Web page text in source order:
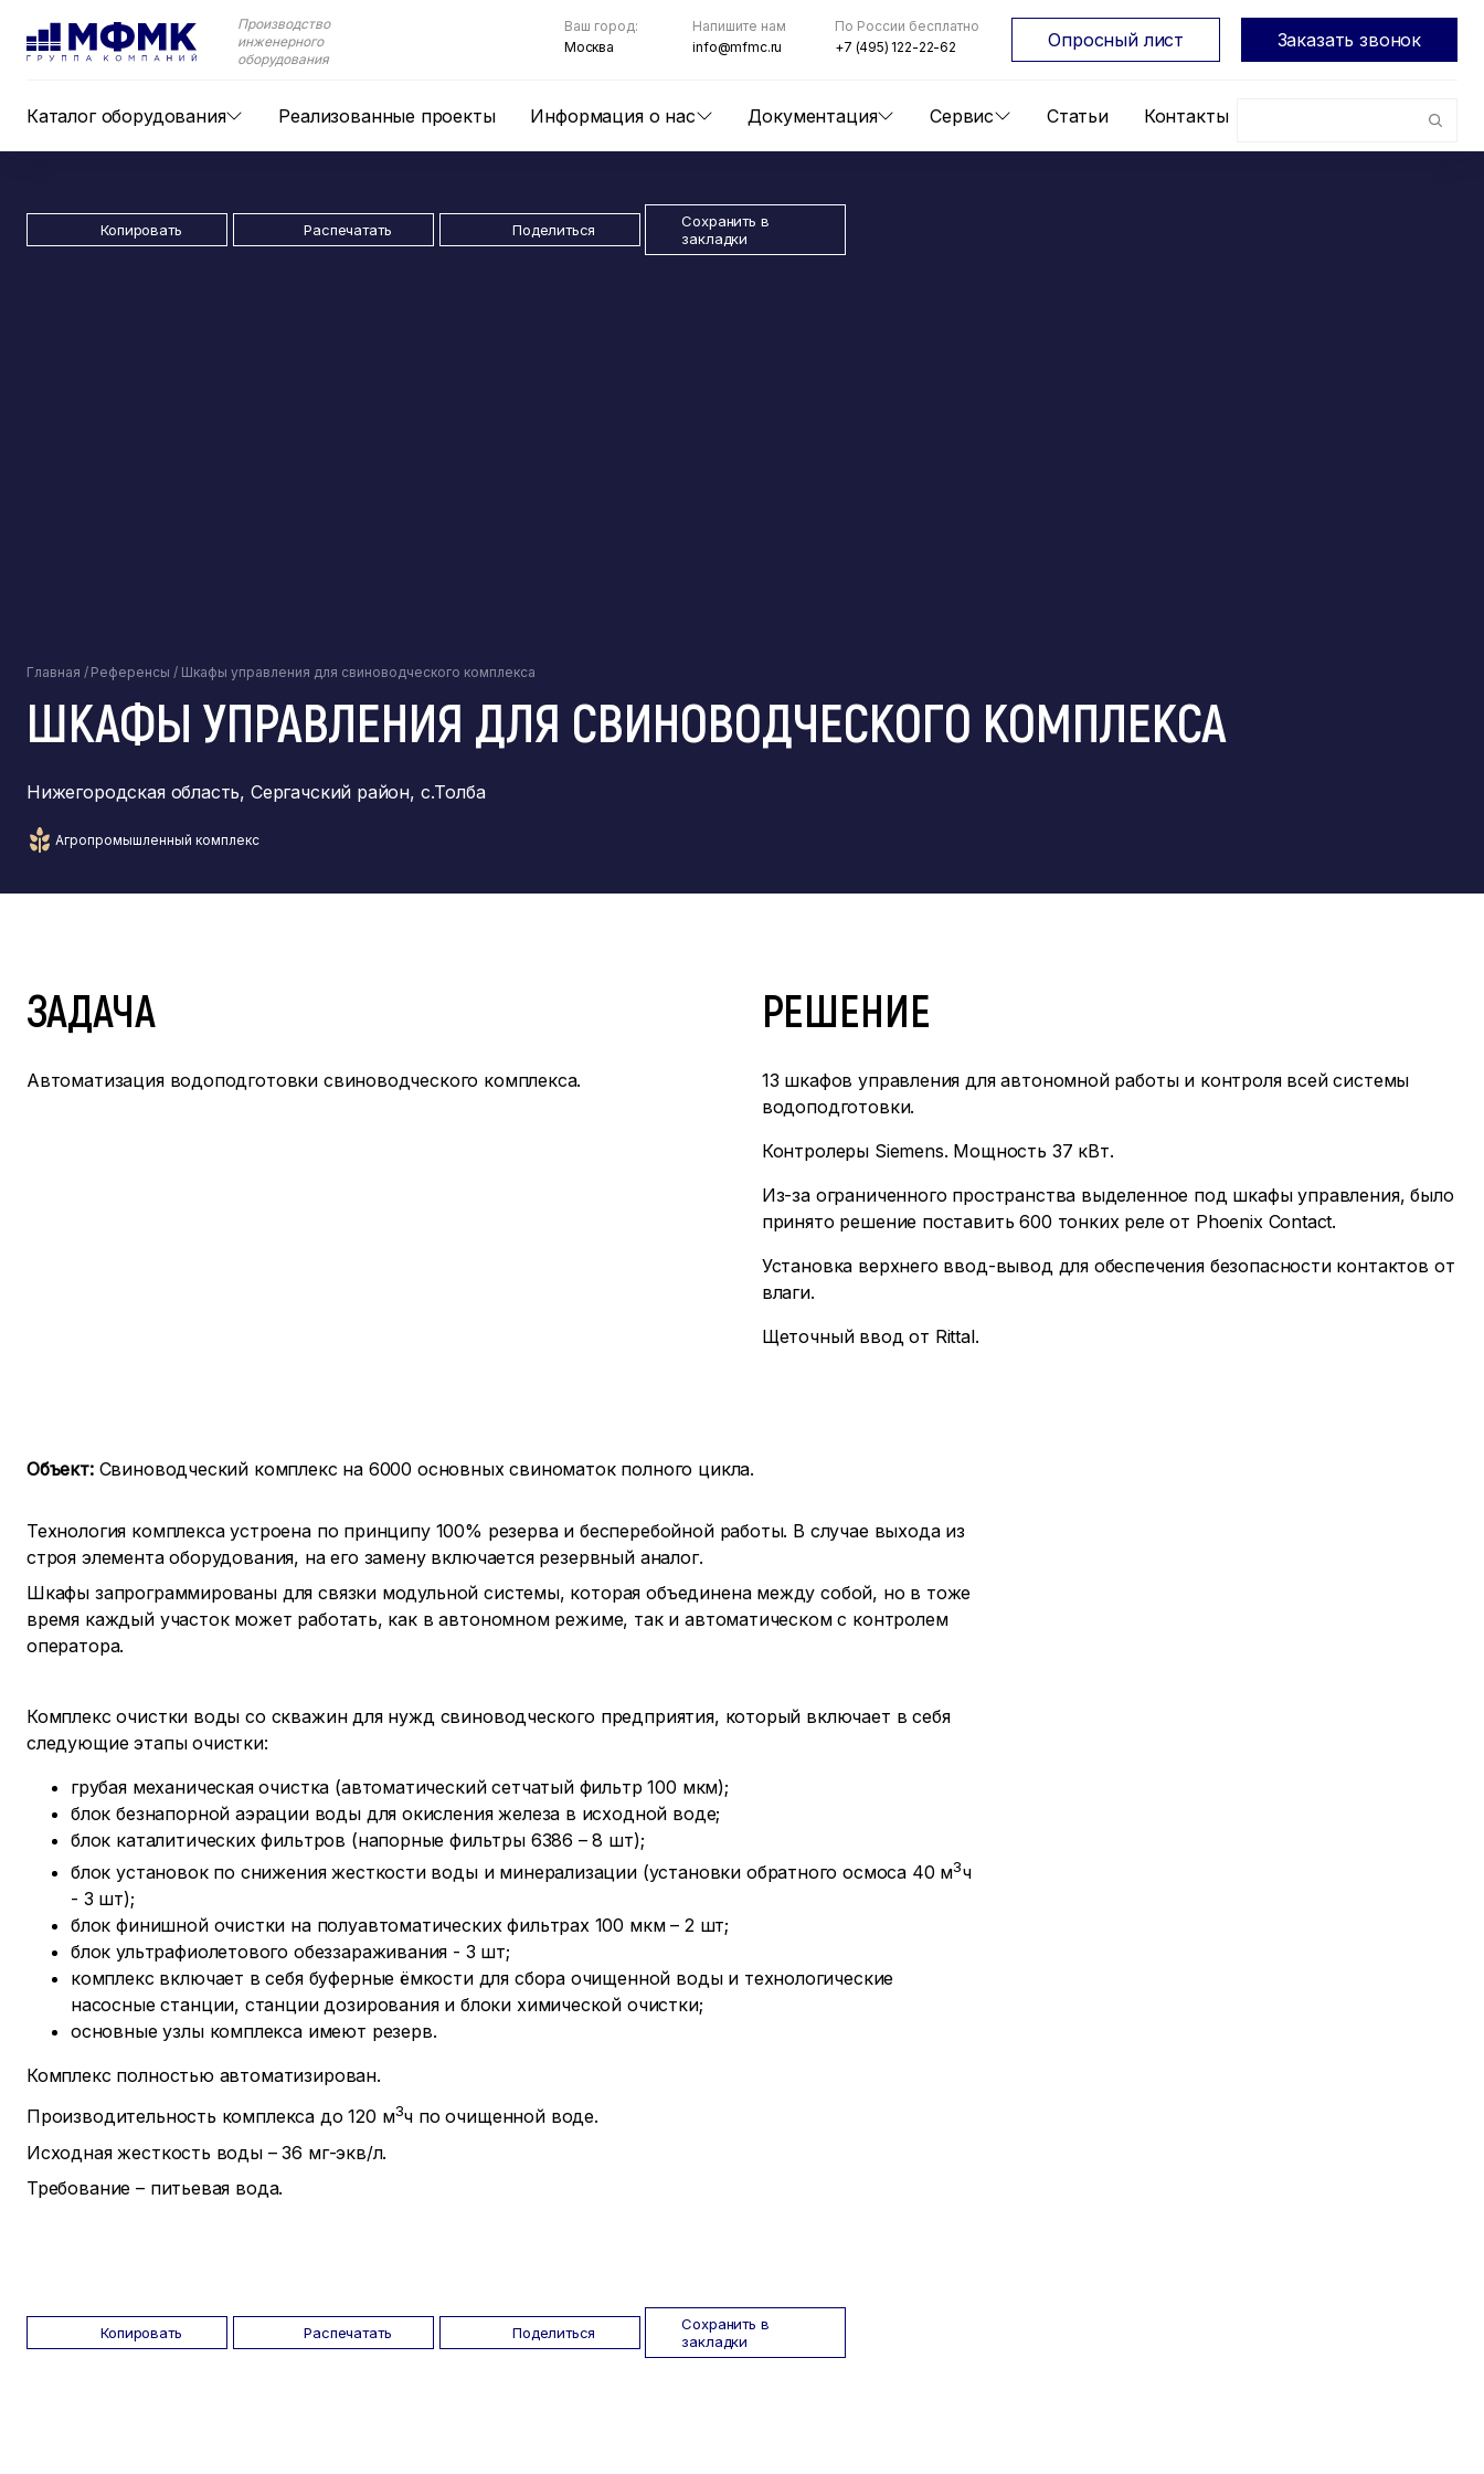
Производство
инженерного
оборудования
Каталог оборудования Реализованные проекты Информация о нас Документация Сервис Статьи Контакты
Ваш город:
Москва
Напишите нам
info@mfmc.ru
По России бесплатно
+7 (495) 122-22-62
Опросный лист Заказать звонок
Копировать Распечатать Поделиться
Сохранить в
закладки
Главная / Референсы / Шкафы управления для свиноводческого комплекса
ШКАФЫ УПРАВЛЕНИЯ ДЛЯ СВИНОВОДЧЕСКОГО КОМПЛЕКСА
Нижегородская область, Сергачский район, с.Толба
Агропромышленный комплекс
ЗАДАЧА
Автоматизация водоподготовки свиноводческого комплекса.
РЕШЕНИЕ
13 шкафов управления для автономной работы и контроля всей системы
водоподготовки.
Контролеры Siemens. Мощность 37 кВт.
Из-за ограниченного пространства выделенное под шкафы управления, было
принято решение поставить 600 тонких реле от Phoenix Contact.
Установка верхнего ввод-вывод для обеспечения безопасности контактов от
влаги.
Щеточный ввод от Rittal.
Объект: Свиноводческий комплекс на 6000 основных свиноматок полного цикла.
Технология комплекса устроена по принципу 100% резерва и бесперебойной работы. В случае выхода из
строя элемента оборудования, на его замену включается резервный аналог.
Шкафы запрограммированы для связки модульной системы, которая объединена между собой, но в тоже
время каждый участок может работать, как в автономном режиме, так и автоматическом с контролем
оператора.
Комплекс очистки воды со скважин для нужд свиноводческого предприятия, который включает в себя
следующие этапы очистки:
грубая механическая очистка (автоматический сетчатый фильтр 100 мкм);
блок безнапорной аэрации воды для окисления железа в исходной воде;
блок каталитических фильтров (напорные фильтры 6386 – 8 шт);
блок установок по снижения жесткости воды и минерализации (установки обратного осмоса 40 м3ч
- 3 шт);
блок финишной очистки на полуавтоматических фильтрах 100 мкм – 2 шт;
блок ультрафиолетового обеззараживания - 3 шт;
комплекс включает в себя буферные ёмкости для сбора очищенной воды и технологические
насосные станции, станции дозирования и блоки химической очистки;
основные узлы комплекса имеют резерв.
Комплекс полностью автоматизирован.
Производительность комплекса до 120 м3ч по очищенной воде.
Исходная жесткость воды – 36 мг-экв/л.
Требование – питьевая вода.
Копировать Распечатать Поделиться
Сохранить в
закладки